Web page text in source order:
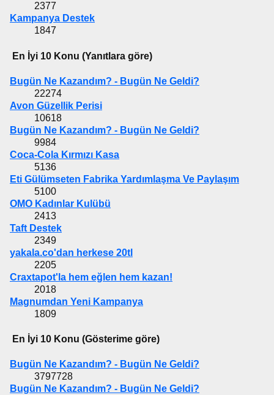
2377
Kampanya Destek
1847
En İyi 10 Konu (Yanıtlara göre)
Bugün Ne Kazandım? - Bugün Ne Geldi?
22274
Avon Güzellik Perisi
10618
Bugün Ne Kazandım? - Bugün Ne Geldi?
9984
Coca-Cola Kırmızı Kasa
5136
Eti Gülümseten Fabrika Yardımlaşma Ve Paylaşım
5100
OMO Kadınlar Kulübü
2413
Taft Destek
2349
yakala.co'dan herkese 20tl
2205
Craxtapot'la hem eğlen hem kazan!
2018
Magnumdan Yeni Kampanya
1809
En İyi 10 Konu (Gösterime göre)
Bugün Ne Kazandım? - Bugün Ne Geldi?
3797728
Bugün Ne Kazandım? - Bugün Ne Geldi?